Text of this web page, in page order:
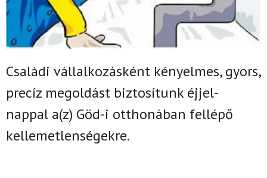
Családi vállalkozásként kényelmes, gyors,
precíz megoldást biztosítunkéjjel-
nappal a(z) Göd-i otthonában fellépő
kellemetlenségekre.